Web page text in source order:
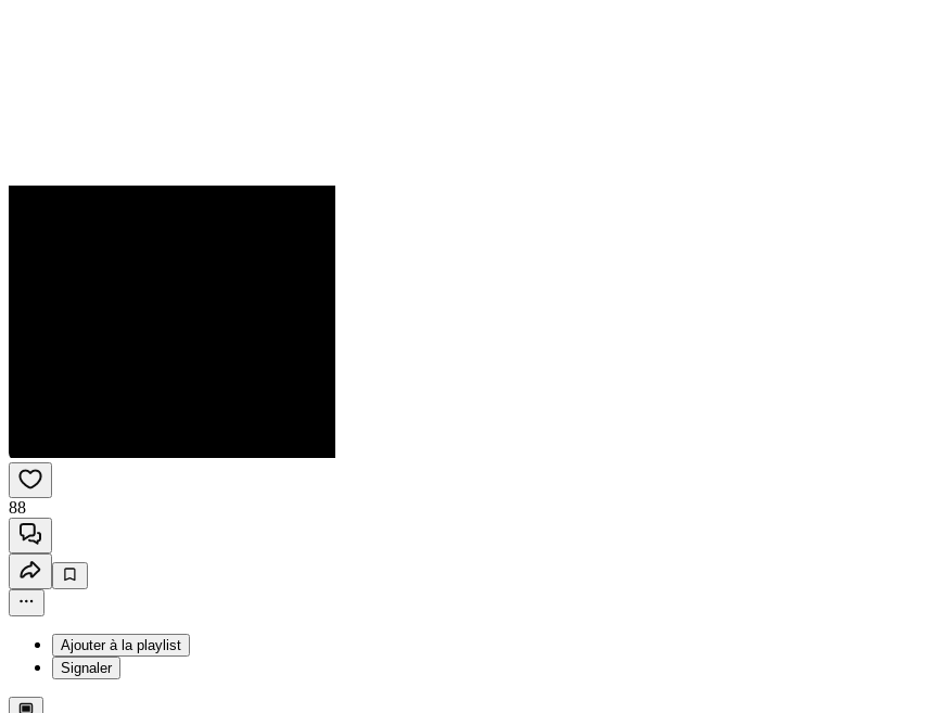
88
Ajouter à la playlist
Signaler